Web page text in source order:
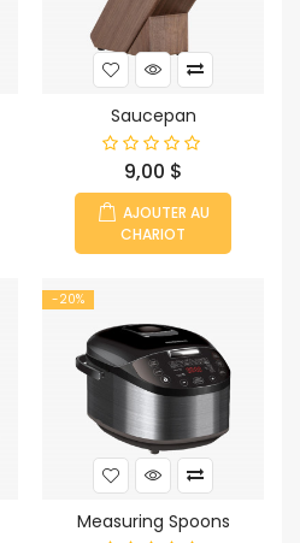
Saucepan
Prix
9,00 $
AJOUTER AU
CHARIOT
-20%
Measuring Spoons